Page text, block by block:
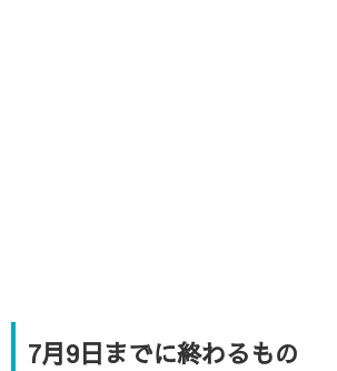
7月9日までに終わるもの